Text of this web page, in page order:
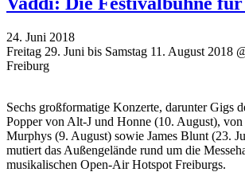
24. Juni 2018
Freitag 29. Juni bis Samstag 11. August 2018
Freiburg
Sechs großformatige Konzerte, darunter Gigs
Popper von Alt-J und Honne (10. August),
Murphys (9. August) sowie James Blunt (23.
mutiert das Außengelände rund um die
musikalischen Open-Air Hotspot Freiburgs.